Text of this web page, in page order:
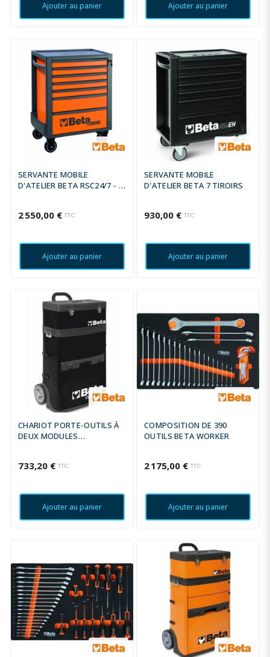
Ajouter au panier Ajouter au panier
SERVANTE MOBILE
D'ATELIER BETA RSC24/7 - 7
2 550,00 € TTC
Ajouter au panier
SERVANTE MOBILE
D'ATELIER BETA 7 TIROIRS
930,00 € TTC
Ajouter au panier
CHARIOT PORTE-OUTILS À
DEUX MODULES
733,20 € TTC
Ajouter au panier
COMPOSITION DE 390
OUTILS BETA WORKER
2 175,00 € TTC
Ajouter au panier